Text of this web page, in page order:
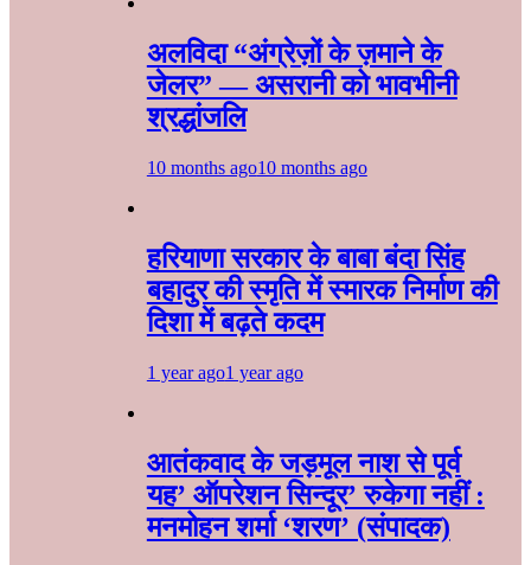
अलविदा “अंग्रेज़ों के ज़माने के
जेलर” — असरानी को भावभीनी
श्रद्धांजलि
10 months ago10 months ago
हरियाणा सरकार के बाबा बंदा सिंह
बहादुर की स्मृति में स्मारक निर्माण की
दिशा में बढ़ते कदम
1 year ago1 year ago
आतंकवाद के जड़मूल नाश से पूर्व
यह’ ऑपरेशन सिन्दूर’ रुकेगा नहीं :
मनमोहन शर्मा ‘शरण’ (संपादक)